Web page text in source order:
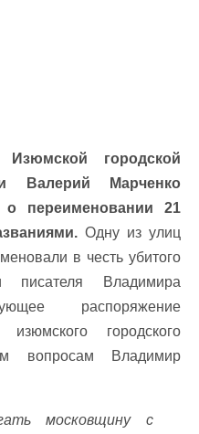
городской
Валерий Марченко
о переименовании 21
Одну из улиц
в честь убитого
писателя Владимира
распоряжение
изюмского городского
вопросам Владимир
московщину с